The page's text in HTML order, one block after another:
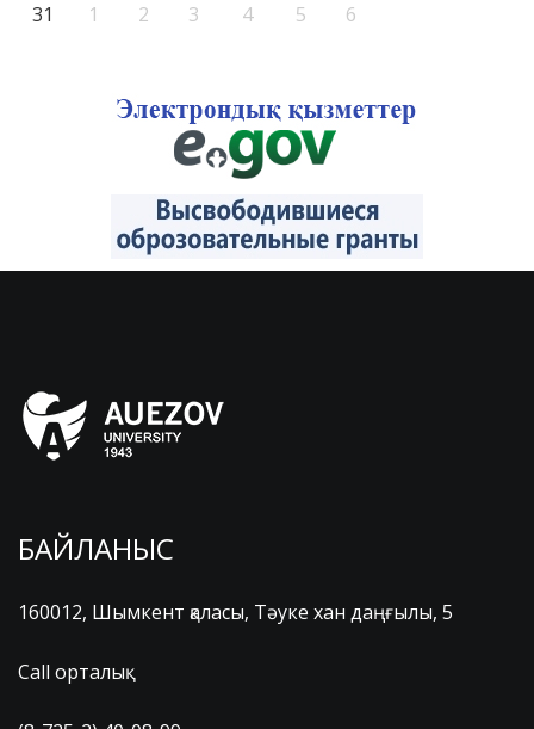
31 1 2 3 4 5 6
БАЙЛАНЫС
160012, Шымкент қаласы, Тәуке хан даңғылы, 5
Call орталық